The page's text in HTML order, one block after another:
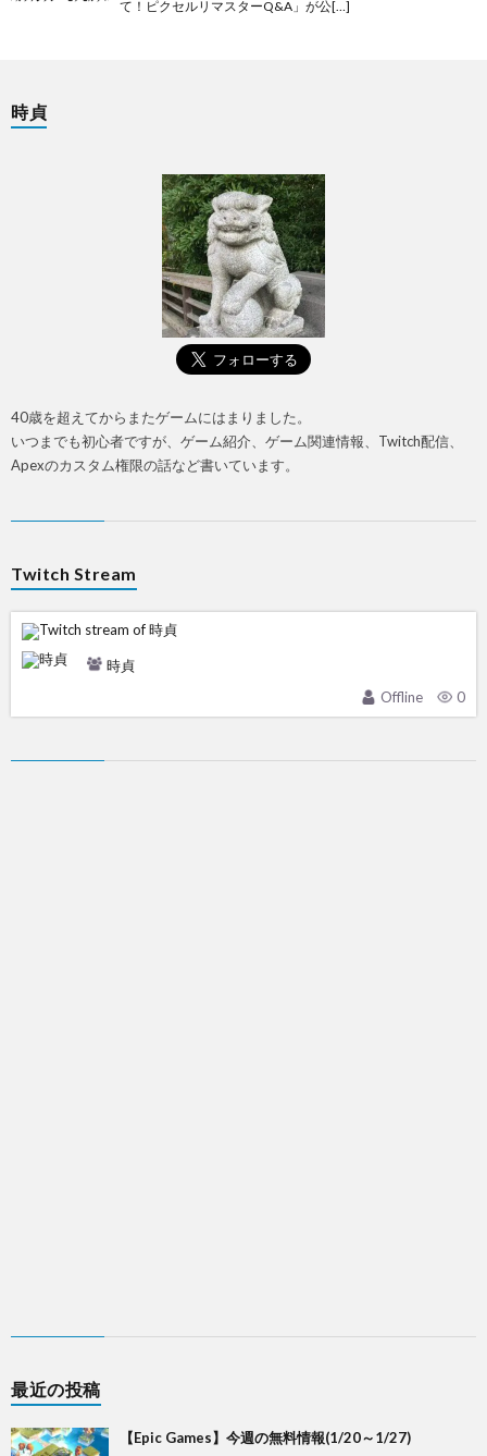
て！ピクセルリマスターQ&A」が公[…]
時貞
40歳を超えてからまたゲームにはまりました。
いつまでも初心者ですが、ゲーム紹介、ゲーム関連情報、Twitch配信、
Apexのカスタム権限の話など書いています。
Twitch Stream
時貞
Offline
0
最近の投稿
【Epic Games】今週の無料情報(1/20～1/27)